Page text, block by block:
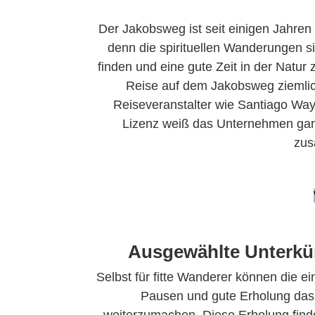
Der Jakobsweg ist seit einigen
denn die spirituellen Wanderungen
finden und eine gute Zeit in der Natur
Reise auf dem Jakobsweg
Reiseveranstalter wie Santiago
Lizenz weiß das Unternehmen
Ausgewählte
Selbst für fitte Wanderer können die
Pausen und gute Erholung